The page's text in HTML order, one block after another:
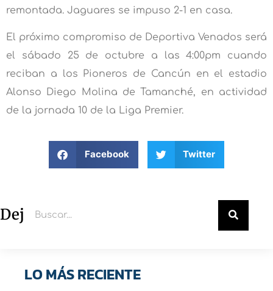
remontada. Jaguares se impuso 2-1 en casa.
El próximo compromiso de Deportiva Venados será
el sábado 25 de octubre a las 4:00pm cuando
reciban a los Pioneros de Cancún en el estadio
Alonso Diego Molina de Tamanché, en actividad
de la jornada 10 de la Liga Premier.
Facebook Twitter
Deja un comentario
LO MÁS RECIENTE